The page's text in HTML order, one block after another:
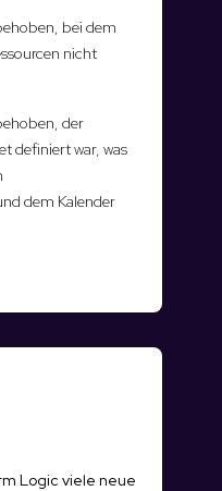
bei dem
nicht
der
definiert war, was
dem Kalender
Logic viele neue